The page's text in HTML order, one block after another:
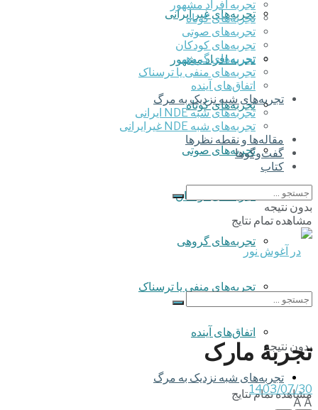
تجربه‌های غیر ایرانی
تجربه افراد مشهور
تجربه‌های کوتاه
تجربه‌های صوتی
تجربه‌های کودکان
تجربه‌های گروهی
‌تجربه‌های منفی یا ترسناک
اتفاق‌های آینده
تجربه‌های شبه نزدیک به مرگ
تجربه افراد مشهور
تجربه‌های کوتاه
تجربه‌های صوتی
تجربه‌های کودکان
تجربه‌های گروهی
‌تجربه‌های منفی یا ترسناک
اتفاق‌های آینده
تجربه‌های شبه نزدیک به مرگ
تجربه‌های شبه NDE ایرانی
تجربه‌های شبه NDE غیرایرانی
مقاله‌ها و نقطه نظرها
گفت‌وگوها
کتاب
بدون نتیجه
مشاهده تمام نتایج
بدون نتیجه
مشاهده تمام نتایج
تجربۀ مارک
1403/07/30
AA